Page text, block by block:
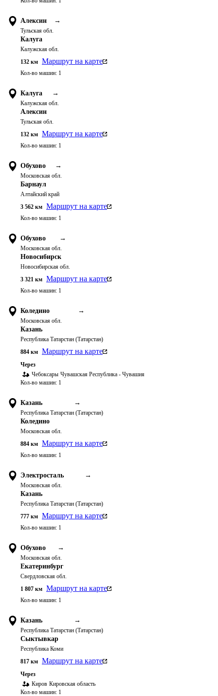
Алексин →
Тульская обл.
Калуга
Калужская обл.
132 км Маршрут на карте
Кол-во машин: 1
Калуга →
Калужская обл.
Алексин
Тульская обл.
132 км Маршрут на карте
Кол-во машин: 1
Обухово →
Московская обл.
Барнаул
Алтайский край
3 562 км Маршрут на карте
Кол-во машин: 1
Обухово →
Московская обл.
Новосибирск
Новосибирская обл.
3 321 км Маршрут на карте
Кол-во машин: 1
Коледино →
Московская обл.
Казань
Республика Татарстан (Татарстан)
884 км Маршрут на карте
Через
Чебоксары Чувашская Республика - Чувашия
Кол-во машин: 1
Казань →
Республика Татарстан (Татарстан)
Коледино
Московская обл.
884 км Маршрут на карте
Кол-во машин: 1
Электросталь →
Московская обл.
Казань
Республика Татарстан (Татарстан)
777 км Маршрут на карте
Кол-во машин: 1
Обухово →
Московская обл.
Екатеринбург
Свердловская обл.
1 807 км Маршрут на карте
Кол-во машин: 1
Казань →
Республика Татарстан (Татарстан)
Сыктывкар
Республика Коми
817 км Маршрут на карте
Через
Киров Кировская область
Кол-во машин: 1